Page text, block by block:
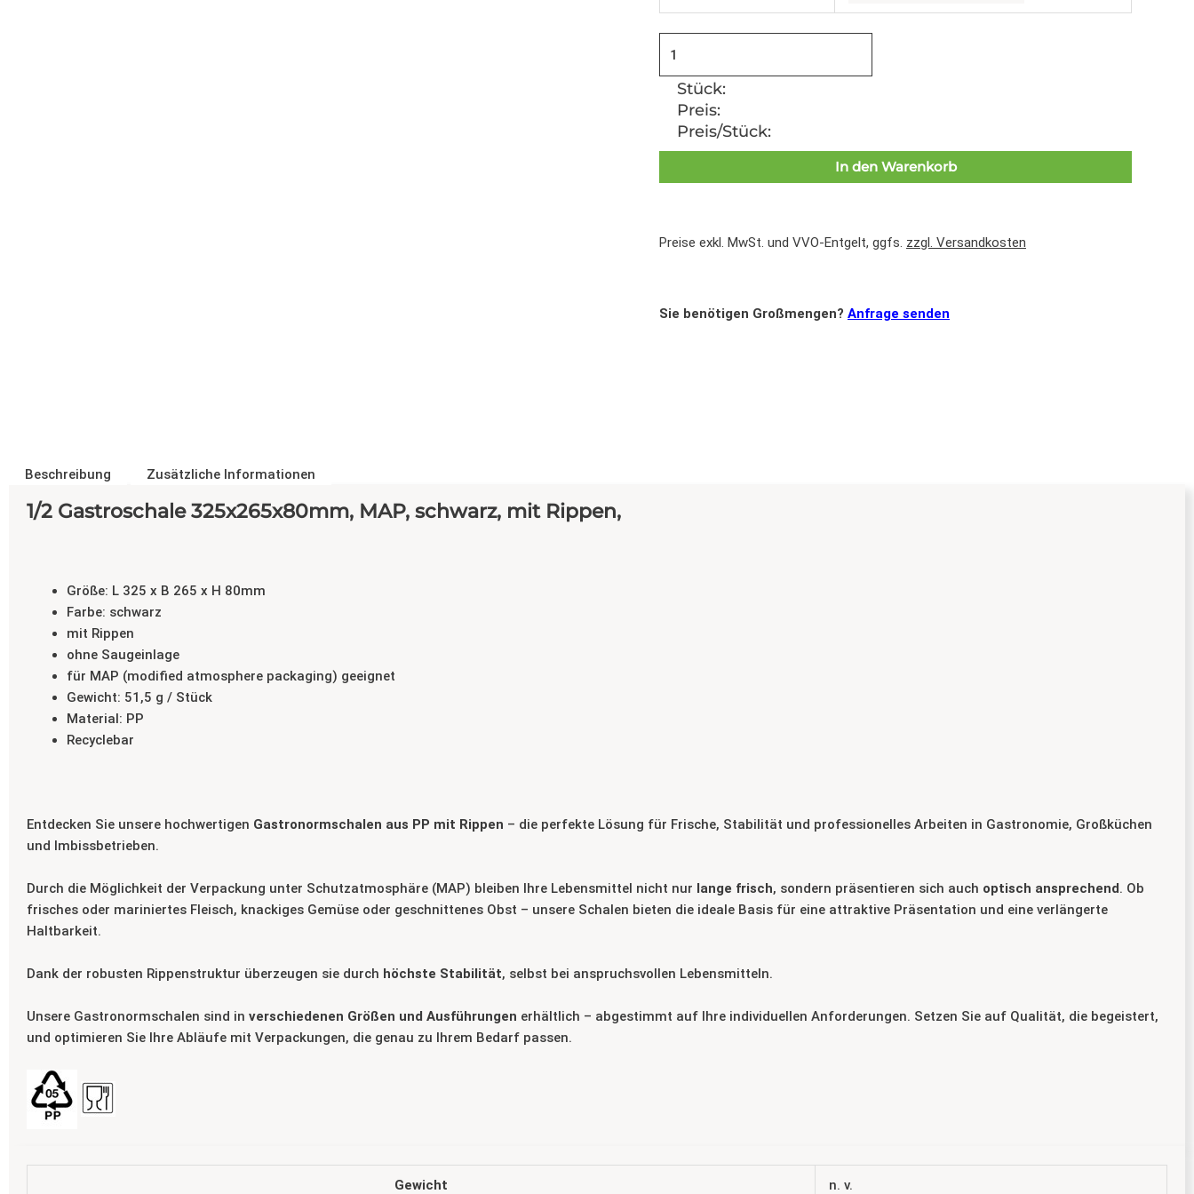
Stück:
Preis:
Preis/Stück:
In den Warenkorb
Preise exkl. MwSt. und VVO-Entgelt, ggfs. zzgl. Versandkosten
Sie benötigen Großmengen? Anfrage senden
Beschreibung Zusätzliche Informationen
1/2 Gastroschale 325x265x80mm, MAP, schwarz, mit Rippen,
Größe: L 325 x B 265 x H 80mm
Farbe: schwarz
mit Rippen
ohne Saugeinlage
für MAP (modified atmosphere packaging) geeignet
Gewicht: 51,5 g / Stück
Material: PP
Recyclebar
Entdecken Sie unsere hochwertigen Gastronormschalen aus PP mit Rippen – die perfekte Lösung für Frische, Stabilität und professionelles Arbeiten in Gastronomie, Großküchen
und Imbissbetrieben.
Durch die Möglichkeit der Verpackung unter Schutzatmosphäre (MAP) bleiben Ihre Lebensmittel nicht nur lange frisch, sondern präsentieren sich auch optisch ansprechend. Ob
frisches oder mariniertes Fleisch, knackiges Gemüse oder geschnittenes Obst – unsere Schalen bieten die ideale Basis für eine attraktive Präsentation und eine verlängerte
Haltbarkeit.
Dank der robusten Rippenstruktur überzeugen sie durch höchste Stabilität, selbst bei anspruchsvollen Lebensmitteln.
Unsere Gastronormschalen sind in verschiedenen Größen und Ausführungen erhältlich – abgestimmt auf Ihre individuellen Anforderungen. Setzen Sie auf Qualität, die begeistert,
und optimieren Sie Ihre Abläufe mit Verpackungen, die genau zu Ihrem Bedarf passen.
Gewicht n. v.